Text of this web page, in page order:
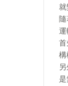
就
運
首
構
是